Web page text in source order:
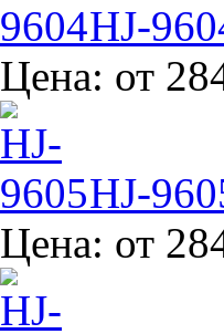
HJ-
Цена: от
HJ-
Цена: от